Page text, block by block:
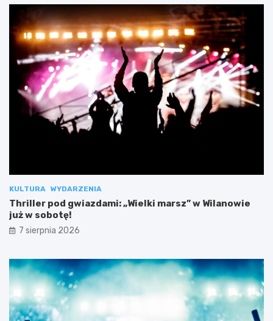
KULTURA WYDARZENIA
Thriller pod gwiazdami: „Wielki marsz” w Wilanowie
już w sobotę!
7 sierpnia 2026